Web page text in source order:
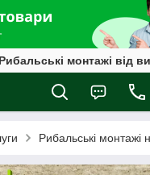
монтажі від
Рибальські монтажі